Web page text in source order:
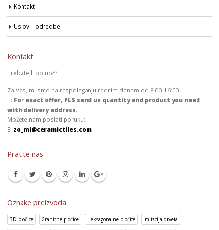
Kontakt
Uslovi i odredbe
Kontakt
Trebate li pomoć?
Za Vas, mi smo na raspolaganju radnim danom od 8:00-16:00.
T: For exact offer, PLS send us quantity and product you need
with delivery address.
Možete nam poslati poruku:
E: zo_mi@ceramictiles.com
Pratite nas
Oznake proizvoda
3D pločice Granitne pločice Heksagonalne pločice Imitacija drveta